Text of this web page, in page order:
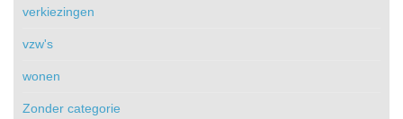
verkiezingen
vzw's
wonen
Zonder categorie